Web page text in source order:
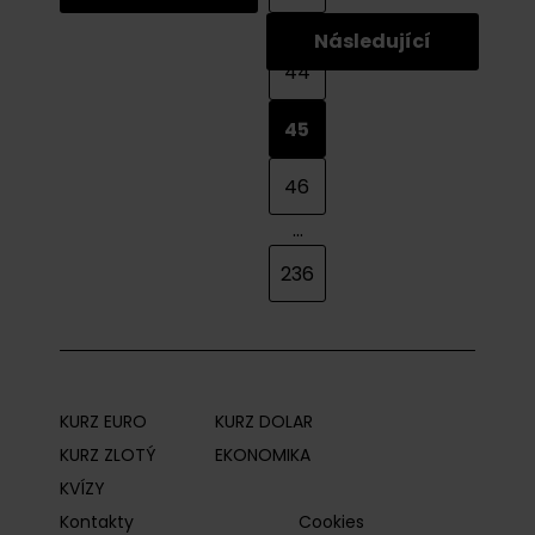
44
45
46
...
236
Následující
KURZ EURO
KURZ DOLAR
KURZ ZLOTÝ
EKONOMIKA
KVÍZY
Kontakty
Cookies